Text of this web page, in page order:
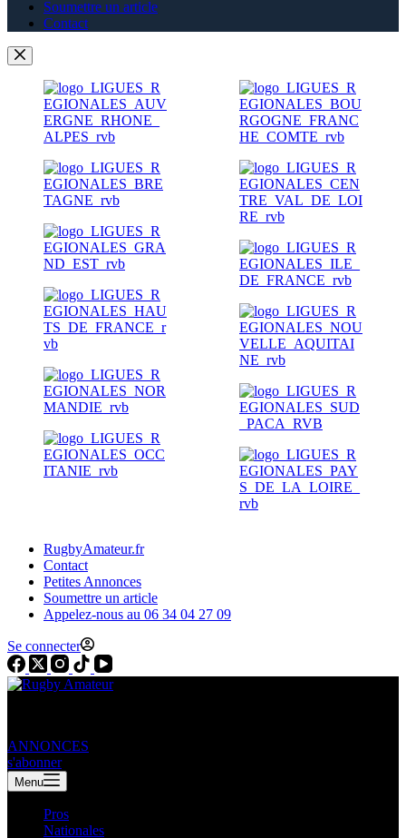
Soumettre un article
Contact
RugbyAmateur.fr
Contact
Petites Annonces
Soumettre un article
Appelez-nous au 06 34 04 27 09
Se connecter
ANNONCES
s'abonner
Menu
Pros
Nationales